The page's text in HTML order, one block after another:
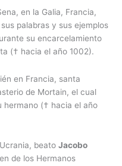
en la Galia, Francia,
palabras y sus ejemplos
su encarcelamiento
(† hacia el año 1002).
en Francia, santa
de Mortain, el cual
hermano († hacia el año
beato Jacobo
de los Hermanos